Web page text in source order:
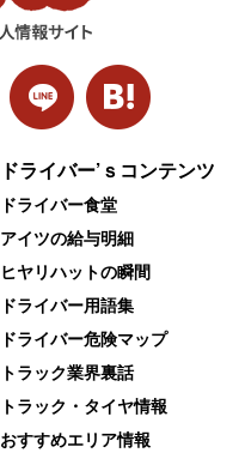
ドライバー’ｓコンテンツ
ドライバー食堂
アイツの給与明細
ヒヤリハットの瞬間
ドライバー用語集
ドライバー危険マップ
トラック業界裏話
トラック・タイヤ情報
おすすめエリア情報